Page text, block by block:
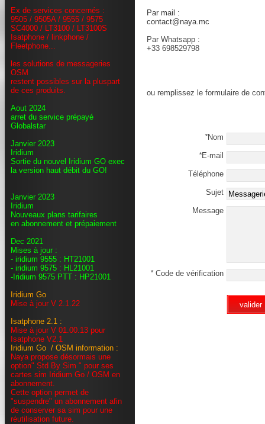
Ex de services concernés :
9505 / 9505A / 9555 / 9575
SC4000 / LT3100 / LT3100S
Isatphone / linkphone /
Fleetphone...
les solutions de messageries
OSM
restent possibles sur la pluspart
de ces produits.
Aout 2024
arret du service prépayé
Globalstar
Janvier 2023
Iridium
Sortie du nouvel Iridium GO exec
la version haut débit du GO!
Janvier 2023
Iridium
Nouveaux plans tarifaires
en abonnement et prépaiement
Dec 2021
Mises à jour :
- iridium 9555 : HT21001
- iridium 9575 : HL21001
-Iridium 9575 PTT : HP21001
Iridium Go
Mise à jour V 2.1.22
Isatphone 2.1 :
Mise à jour V 01.00.13 pour
Isatphone V2.1
Iridium Go / OSM information :
Naya propose désormais une
option" Std By Sim " pour ses
cartes sim Iridium Go / OSM en
abonnement.
Cette option permet de
"suspendre" un abonnement afin
de conserver sa sim pour une
réutilisation future.
Par mail :
contact@naya.mc
Par Whatsapp :
+33 698529798
ou remplissez le formulaire de
*Nom
*E-mail
Téléphone
Sujet
Message
*Code de vérification
valider